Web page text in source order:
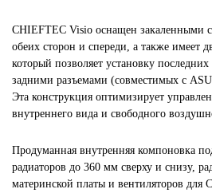
CHIEFTEC Visio оснащен закаленными
обеих сторон и спереди, а также имеет
который позволяет установку
задними разъемами (совместимых с
Эта конструкция оптимизирует
внутреннего вида и свободного
Продуманная внутренняя компоновка
радиаторов до 360 мм сверху и снизу,
материнской платы и вентиляторов для